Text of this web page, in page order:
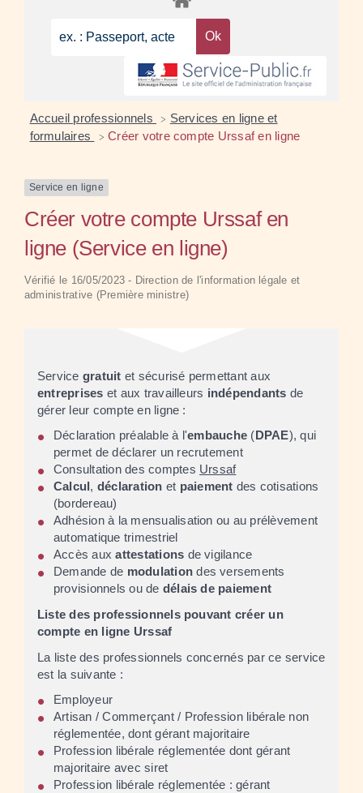
Accueil professionnels > Services en ligne et
formulaires
> Créer votre compte Urssaf en ligne
Service en ligne
Créer votre compte Urssaf en
ligne (Service en ligne)
Vérifié le 16/05/2023 - Direction de l'information légale et
administrative (Première ministre)
Service gratuit et sécurisé permettant aux
entreprises et aux travailleurs indépendants de
gérer leur compte en ligne :
Déclaration préalable à l'embauche (DPAE), qui
permet de déclarer un recrutement
Consultation des comptes Urssaf
Calcul, déclaration et paiement des cotisations
(bordereau)
Adhésion à la mensualisation ou au prélèvement
automatique trimestriel
Accès auxattestations de vigilance
Demande de modulation des versements
provisionnels ou de délais de paiement
Liste des professionnels pouvant créer un
compte en ligne Urssaf
La liste des professionnels concernés par ce service
est la suivante :
Employeur
Artisan / Commerçant / Profession libérale non
réglementée, dont gérant majoritaire
Profession libérale réglementée dont gérant
majoritaire avec siret
Profession libérale réglementée : gérant